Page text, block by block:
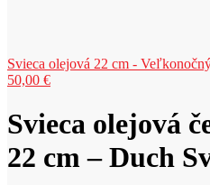
Svieca olejová 22 cm -
50,00 €
Svieca olejová
22 cm – Duch